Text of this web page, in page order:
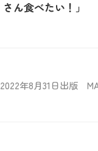
さん食べたい！」
2022年8月31日出版